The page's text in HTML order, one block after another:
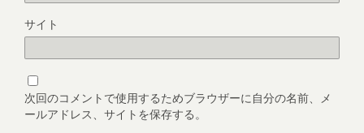
サイト
次回のコメントで使用するためブラウザーに自分の名前、メ
ールアドレス、サイトを保存する。